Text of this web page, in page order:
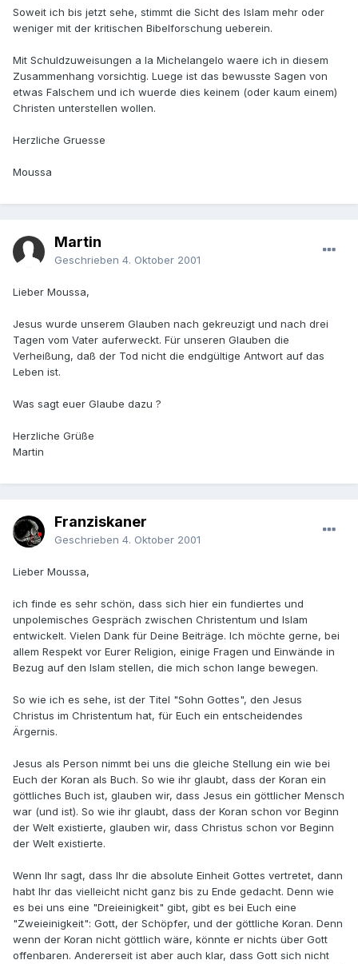
Soweit ich bis jetzt sehe, stimmt die Sicht des Islam mehr oder
weniger mit der kritischen Bibelforschung ueberein.
Mit Schuldzuweisungen a la Michelangelo waere ich in diesem
Zusammenhang vorsichtig. Luege ist das bewusste Sagen von
etwas Falschem und ich wuerde dies keinem (oder kaum einem)
Christen unterstellen wollen.
Herzliche Gruesse
Moussa
Martin
Geschrieben 4. Oktober 2001
Lieber Moussa,
Jesus wurde unserem Glauben nach gekreuzigt und nach drei
Tagen vom Vater auferweckt. Für unseren Glauben die
Verheißung, daß der Tod nicht die endgültige Antwort auf das
Leben ist.
Was sagt euer Glaube dazu ?
Herzliche Grüße
Martin
Franziskaner
Geschrieben 4. Oktober 2001
Lieber Moussa,
ich finde es sehr schön, dass sich hier ein fundiertes und
unpolemisches Gespräch zwischen Christentum und Islam
entwickelt. Vielen Dank für Deine Beiträge. Ich möchte gerne, bei
allem Respekt vor Eurer Religion, einige Fragen und Einwände in
Bezug auf den Islam stellen, die mich schon lange bewegen.
So wie ich es sehe, ist der Titel "Sohn Gottes", den Jesus
Christus im Christentum hat, für Euch ein entscheidendes
Ärgernis.
Jesus als Person nimmt bei uns die gleiche Stellung ein wie bei
Euch der Koran als Buch. So wie ihr glaubt, dass der Koran ein
göttliches Buch ist, glauben wir, dass Jesus ein göttlicher Mensch
war (und ist). So wie ihr glaubt, dass der Koran schon vor Beginn
der Welt existierte, glauben wir, dass Christus schon vor Beginn
der Welt existierte.
Wenn Ihr sagt, dass Ihr die absolute Einheit Gottes vertretet, dann
habt Ihr das vielleicht nicht ganz bis zu Ende gedacht. Denn wie
es bei uns eine "Dreieinigkeit" gibt, gibt es bei Euch eine
"Zweieinigkeit": Gott, der Schöpfer, und der göttliche Koran. Denn
wenn der Koran nicht göttlich wäre, könnte er nichts über Gott
offenbaren. Andererseit ist aber auch klar, dass Gott sich nicht